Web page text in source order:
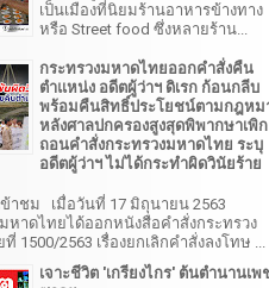
เป็นเมืองที่นิยมร้านอาหารข้างทาง
หรือ Street food ซึ่งหลายร้าน...
กระทรวงมหาดไทยออกคำสั่งคืน
ตำแหน่ง อดีตผู้ว่าฯ ดิเรก ก้อนกลีบ
พร้อมคืนสิทธิ์ประโยชน์ตามกฎหม
หลังศาลปกครองสูงสุดพิพากษาเพิก
ถอนคำสั่งกระทรวงมหาดไทย ระบุ
อดีตผู้ว่าฯ ไม่ได้กระทำผิดวินัยร้าย
าชม เมื่อวันที่ 17 มิถุนายน 2563
หาดไทยได้ออกหนังสือคำสั่งกระทรวง
1500/2563 เรื่องยกเลิกคำสั่งลงโทษ ...
เจาะชีวิต 'เกรียงไกร' ต้นตำนานเพ